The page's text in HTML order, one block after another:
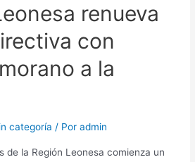
renueva
con
a la
categoría / Poradmin
de la Región Leonesa comienza un